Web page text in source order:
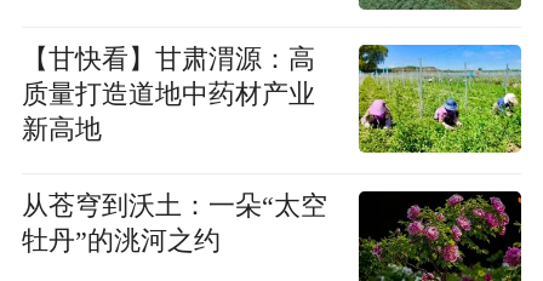
【甘快看】甘肃渭源：高
质量打造道地中药材产业
新高地
从苍穹到沃土：一朵“太空
牡丹”的洮河之约